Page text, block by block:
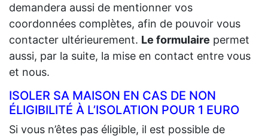
demandera aussi de mentionner vos
coordonnées complètes, afin de pouvoir vous
contacter ultérieurement. Le formulaire permet
aussi, par la suite, la mise en contact entre vous
et nous.
ISOLER SA MAISON EN CAS DE NON
ÉLIGIBILITÉ À L’ISOLATION POUR 1 EURO
Si vous n’êtes pas éligible, il est possible de